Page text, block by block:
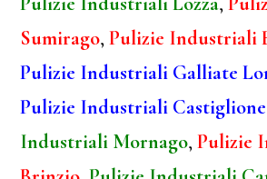
Sumirago,Pulizie Industriali
Pulizie Industriali Galliate
Pulizie Industriali
Industriali Mornago,Pulizie